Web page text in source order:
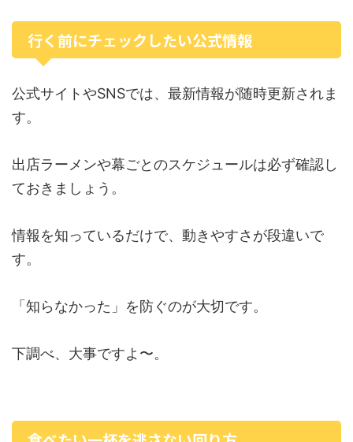
行く前にチェックしたい公式情報
公式サイトやSNSでは、最新情報が随時更新されま
す。
出店ラーメンや幕ごとのスケジュールは必ず確認し
ておきましょう。
情報を知っているだけで、動きやすさが段違いで
す。
「知らなかった」を防ぐのが大切です。
下調べ、大事ですよ〜。